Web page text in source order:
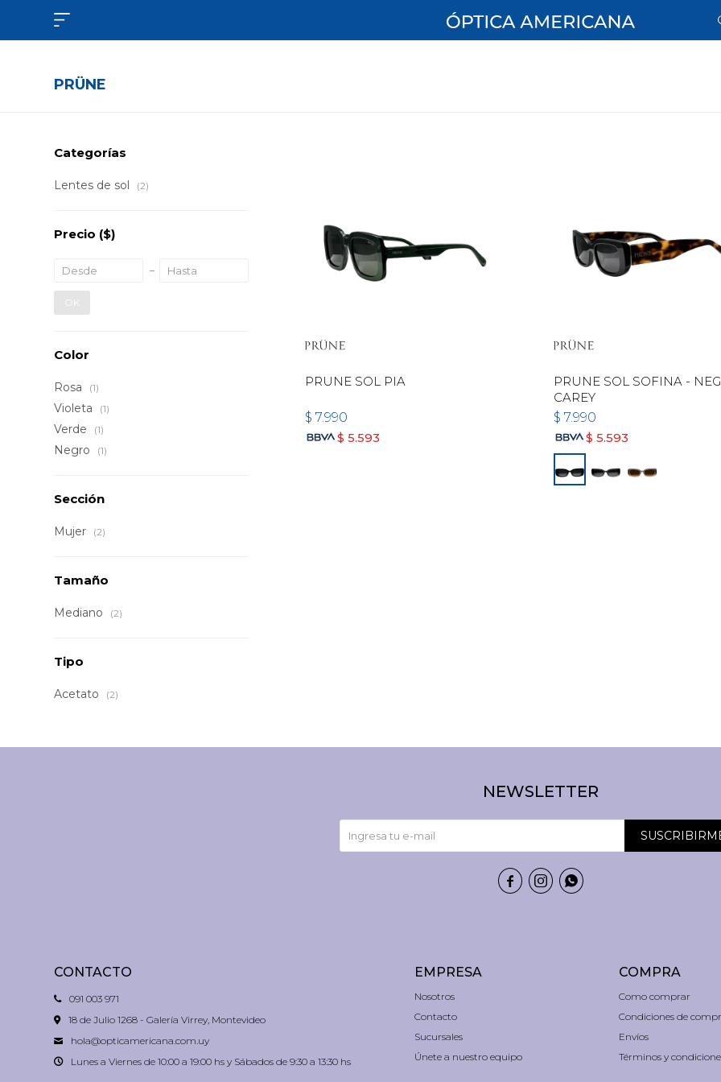

PRÜNE
PRUNE SOL PIA
$ 7.990
$ 5.593
PRUNE SOL SOFINA -
CAREY
$ 7.990
$ 5.593
Categorías
Lentes de sol (2)
Precio ($)
OK
Color
Rosa (1)
Violeta (1)
Verde (1)
Negro (1)
Sección
Mujer (2)
Tamaño
Mediano (2)
Tipo
Acetato (2)
CONTACTO
091 003 971
18 de Julio 1268 - Galería Virrey, Montevideo
hola@opticamericana.com.uy
Lunes a Viernes de 10:00 a 19:00 hs y Sábados de 9:30 a 13:30 hs
EMPRESA
Nosotros
Contacto
Sucursales
Únete a nuestro equipo
COMPRA
Como comprar
Condiciones de
Envíos
Términos y
NEWSLETTER
  